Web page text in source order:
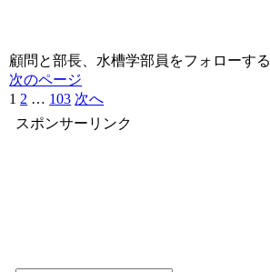
顧問と部長、水槽学部員をフォローする
次のページ
1 2 … 103 次へ
スポンサーリンク